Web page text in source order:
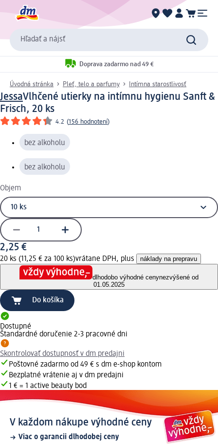
Hľadať a nájsť
Doprava zadarmo nad 49 €
Úvodná stránka Pleť, telo a parfumy Intímna starostlivosť
JessaVlhčené utierky na intímnu hygienu Sanft &
Frisch, 20 ks
4.2 (156 hodnotení)
bez alkoholu
bez alkoholu
Objem
2,25 €
20 ks (11,25 € za 100 ks)vrátane DPH, plus náklady na prepravu
dlhodobo výhodné cenynezvýšené od
01.05.2025
Do košíka
Dostupné
Štandardné doručenie 2-3 pracovné dni
Skontrolovať dostupnosť v dm predajni
Poštovné zadarmo od 49 € s dm e-shop kontom
Bezplatné vrátenie aj v dm predajni
1 € = 1 active beauty bod
V každom nákupe výhodné ceny
Viac o garancii dlhodobej ceny